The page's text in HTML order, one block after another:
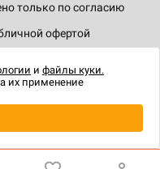
только по согласию
офертой
и файлы куки.
их применение